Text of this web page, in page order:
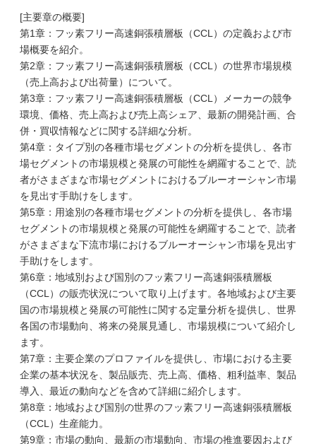
[主要章の概要]
第1章：フッ素フリー高速銅張積層板（CCL）の定義および市
場概要を紹介。
第2章：フッ素フリー高速銅張積層板（CCL）の世界市場規模
（売上高および出荷量）について。
第3章：フッ素フリー高速銅張積層板（CCL）メーカーの競争
環境、価格、売上高および売上高シェア、最新の開発計画、合
併・買収情報などに関する詳細な分析。
第4章：タイプ別の各種市場セグメントの分析を提供し、各市
場セグメントの市場規模と発展の可能性を網羅することで、読
者がさまざまな市場セグメントにおけるブルーオーシャン市場
を見出す手助けをします。
第5章：用途別の各種市場セグメントの分析を提供し、各市場
セグメントの市場規模と発展の可能性を網羅することで、読者
がさまざまな下流市場におけるブルーオーシャン市場を見出す
手助けをします。
第6章：地域別および国別のフッ素フリー高速銅張積層板
（CCL）の販売状況について取り上げます。各地域および主要
国の市場規模と発展の可能性に関する定量分析を提供し、世界
各国の市場動向、将来の発展見通し、市場規模について紹介し
ます。
第7章：主要企業のプロファイルを提供し、市場における主要
企業の基本状況を、製品販売、売上高、価格、粗利益率、製品
導入、最近の動向などを含めて詳細に紹介します。
第8章：地域および国別の世界のフッ素フリー高速銅張積層板
（CCL）生産能力。
第9章：市場の動向、最新の市場動向、市場の推進要因および